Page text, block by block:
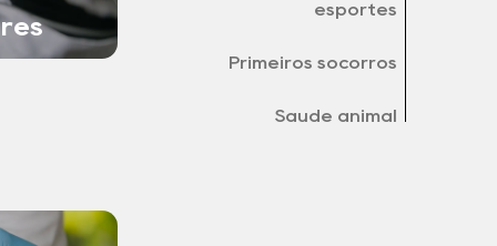
esportes
Primeiros socorros
Saúde animal